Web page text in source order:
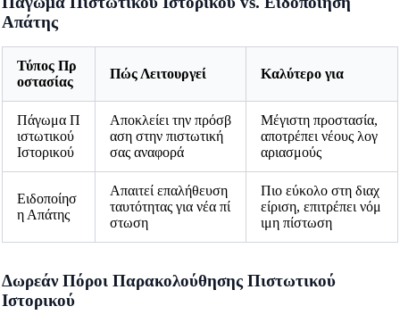
Απάτης
Τύπος Πρ
οστασίας
Πώς Λειτουργεί Καλύτερο για
Πάγωμα Π
ιστωτικού
Ιστορικού
Αποκλείει την πρόσβ
αση στην πιστωτική
σας αναφορά
Μέγιστη προστασία,
αποτρέπει νέους λογ
αριασμούς
Ειδοποίησ
η Απάτης
Απαιτεί επαλήθευση
ταυτότητας για νέα πί
στωση
Πιο εύκολο στη διαχ
είριση, επιτρέπει νόμ
ιμη πίστωση
Δωρεάν Πόροι Παρακολούθησης Πιστωτικού
Ιστορικού